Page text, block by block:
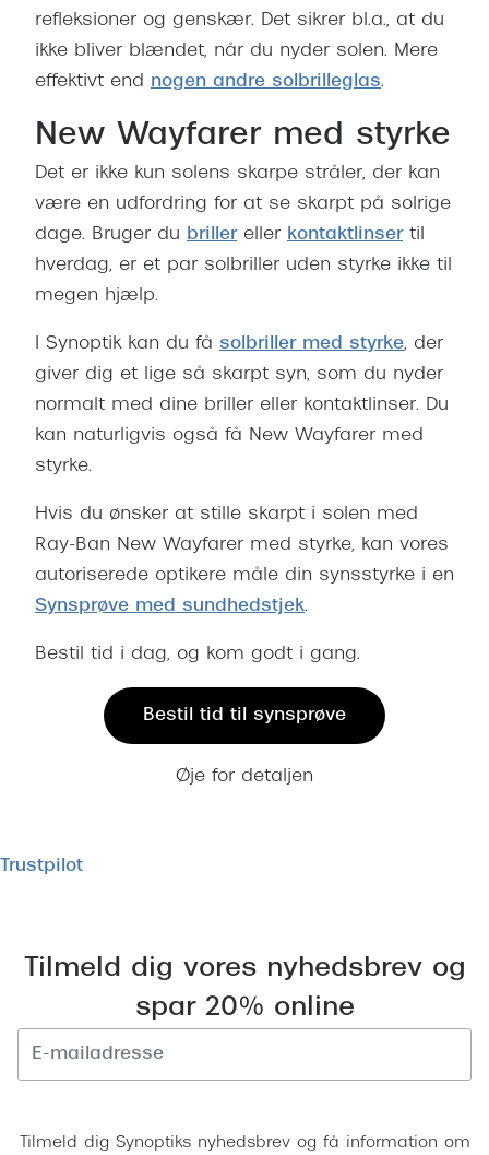
refleksioner og genskær. Det sikrer bl.a., at du
ikke bliver blændet, når du nyder solen. Mere
effektivt end nogen andre solbrilleglas.
New Wayfarer med styrke
Det er ikke kun solens skarpe stråler, der kan
være en udfordring for at se skarpt på solrige
dage. Bruger du
brillereller kontaktlinsertil
hverdag, er et par solbriller uden styrke ikke til
megen hjælp.
I Synoptik kan du få solbriller med styrke, der
giver dig et lige så skarpt syn, som du nyder
normalt med dine briller eller kontaktlinser. Du
kan naturligvis også få New Wayfarer med
styrke.
Hvis du ønsker at stille skarpt i solen med
Ray-Ban New Wayfarer med styrke, kan vores
autoriserede optikere måle din synsstyrke i en
Synsprøve med sundhedstjek.
Bestil tid i dag, og kom godt i gang.
Bestil tid til synsprøve
Øje for detaljen
Trustpilot
Tilmeld dig vores nyhedsbrev og
spar 20% online
Tilmeld dig Synoptiks nyhedsbrev og få information om